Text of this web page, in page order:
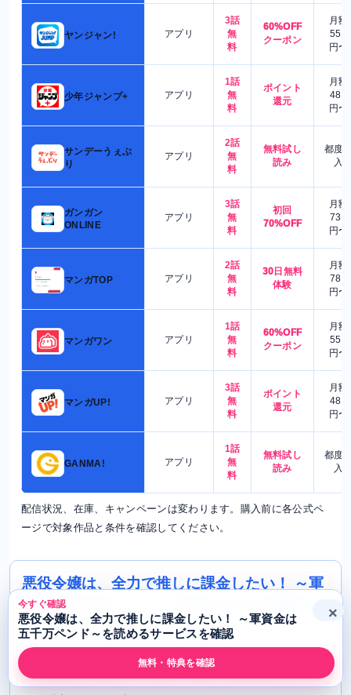
ヤンジャン! アプリ
3話
無
料
60%OFF
クーポン
月額
550
円〜
少年ジャンプ+ アプリ
1話
無
料
ポイント
還元
月額
480
円〜
サンデーうぇぶ
り
アプリ
2話
無
料
無料試し
読み
都度
入
ガンガン
ONLINE
アプリ
3話
無
料
初回
70%OFF
月額
730
円〜
マンガTOP アプリ
2話
無
料
30日無料
体験
月額
780
円〜
マンガワン アプリ
1話
無
料
60%OFF
クーポン
月額
550
円〜
マンガUP! アプリ
3話
無
料
ポイント
還元
月額
480
円〜
GANMA! アプリ
1話
無
料
無料試し
読み
都度
入
配信状況、在庫、キャンペーンは変わります。購入前に各公式ペ
ージで対象作品と条件を確認してください。
悪役令嬢は、全力で推しに課金したい！ ～軍
資金は五千万ペンド～を読むならまず確認し
たいルート
このページでは、電子で読む、紙で全巻をそろえるに分
けて確認先を整理しています。配信や在庫は変わるた
今すぐ確認
悪役令嬢は、全力で推しに課金したい！ ～軍資金は
五千万ペンド～を読めるサービスを確認
無料・特典を確認
×